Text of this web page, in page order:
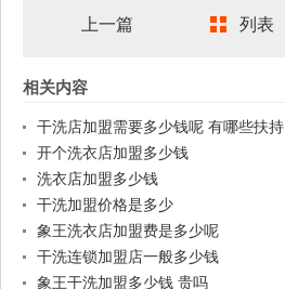
上一篇 列表
相关内容
干洗店加盟需要多少钱呢 有哪些扶持
开个洗衣店加盟多少钱
洗衣店加盟多少钱
干洗加盟价格是多少
象王洗衣店加盟费是多少呢
干洗连锁加盟店一般多少钱
象王干洗加盟多少钱 贵吗